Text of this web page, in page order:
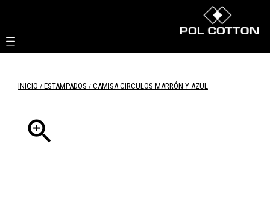
INICIO ESTAMPADOS CAMISA CIRCULOS MARRÓN Y AZUL
